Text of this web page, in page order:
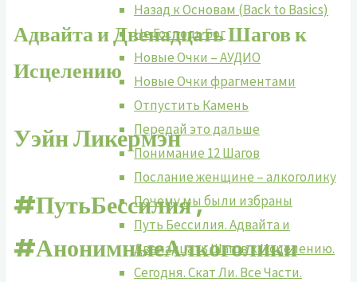
Назад к Основам (Back to Basics)
Не Господь Бог
Новые Очки – АУДИО
Новые Очки фрагментами
Отпустить Камень
Передай это дальше
Понимание 12 Шагов
Послание женщине – алкоголику
Почему мы были избраны
Путь Бессилия. Адвайта и
Двенадцать Шагов к Исцелению.
Сегодня. Скат Ли. Все Части.
Адвайта и Двенадцать Шагов к
Исцелению
Уэйн Ликермэн
#ПутьБессилия ,
#АнонимныеАлкоголики